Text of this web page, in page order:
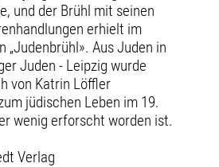
und der Brühl mit seinen
erhielt im
„Judenbrühl». Aus Juden in
Juden - Leipzig wurde
von Katrin Löffler
jüdischen Leben im 19.
wenig erforscht worden ist.
Verlag